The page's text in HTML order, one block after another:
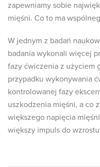
zapewniamy sobie
mięśni. Co to ma
W jednym z badań
badania wykonali więcej
fazy ćwiczenia z użyciem
przypadku wykonywania
kontrolowanej fazy
uszkodzenia mięśni, a co
większego napięcia
większy impuls do